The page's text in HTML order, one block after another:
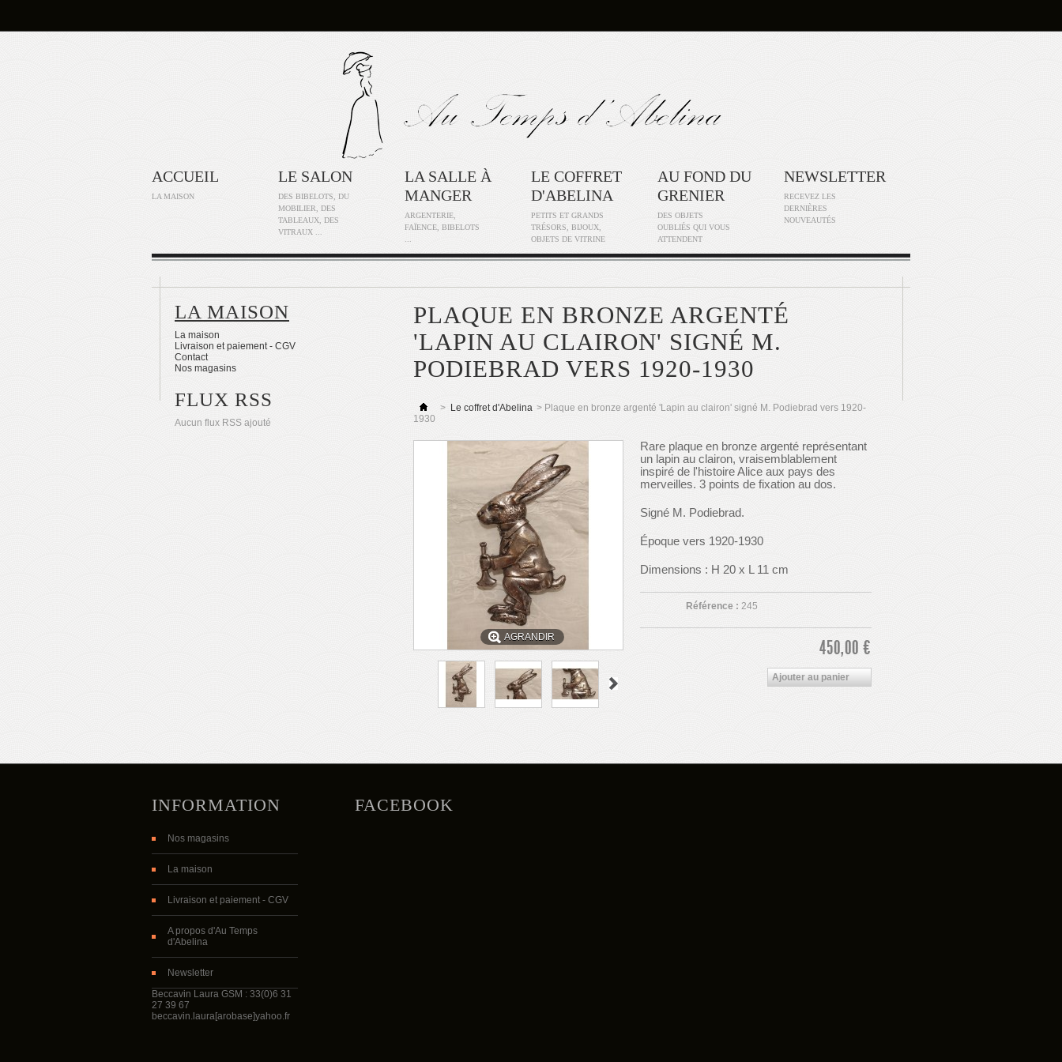
ACCUEIL
LA MAISON
LE SALON
DES BIBELOTS, DU
MOBILIER, DES
TABLEAUX, DES
VITRAUX ...
LA SALLE À
MANGER
ARGENTERIE,
FAÏENCE, BIBELOTS
LE COFFRET
D'ABELINA
PETITS ET GRANDS
TRÉSORS, BIJOUX,
OBJETS DE VITRINE
AU FOND DU
GRENIER
DES OBJETS
OUBLIÉS QUI VOUS
ATTENDENT
NEWSLETTER
RECEVEZ LES
DERNIÈRES
NOUVEAUTÉS
LA MAISON
La maison
Livraison et paiement - CGV
Contact
Nos magasins
FLUX RSS
Aucun flux RSS ajouté
PLAQUE EN BRONZE ARGENTÉ
'LAPIN AU CLAIRON' SIGNÉ M.
PODIEBRAD VERS 1920-1930
> Le coffret d'Abelina > Plaque en bronze argenté 'Lapin au clairon' signé M. Podiebrad vers 1920-
1930
AGRANDIR
Rare plaque en bronze argenté représentant
un lapin au clairon, vraisemblablement
inspiré de l'histoire Alice aux pays des
merveilles. 3 points de fixation au dos.
Signé M. Podiebrad.
Époque vers 1920-1930
Dimensions : H 20 x L 11 cm
Référence : 245
450,00 €
Ajouter au panier
INFORMATION
Nos magasins
La maison
Livraison et paiement - CGV
A propos d'Au Temps
d'Abelina
Newsletter
Beccavin Laura GSM : 33(0)6 31
27 39 67
beccavin.laura[arobase]yahoo.fr
FACEBOOK